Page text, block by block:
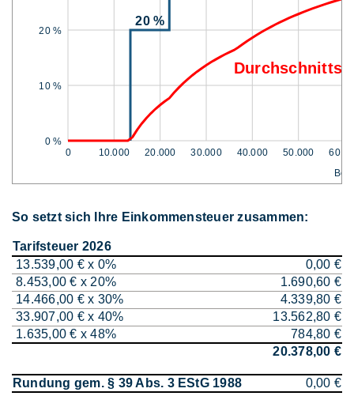
0 %
10 %
20 %
0 10.000 20.000 30.000 40.000 50.000
20 %
So setzt sich Ihre Einkommensteuer zusammen:
Tarifsteuer 2026
13.539,00 € x 0%
0,00 €
8.453,00 € x 20%
1.690,60 €
14.466,00 € x 30%
4.339,80 €
33.907,00 € x 40%
13.562,80 €
1.635,00 € x 48%
784,80 €
20.378,00 €
Rundung gem. § 39 Abs. 3 EStG 1988 0,00 €